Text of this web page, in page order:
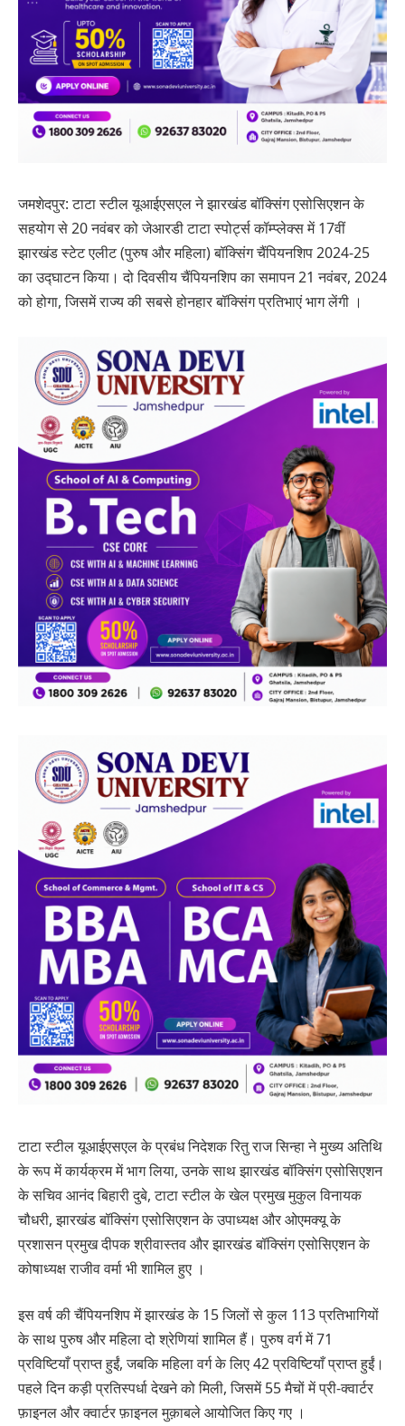
जमशेदपुर: टाटा स्टील यूआईएसएल ने झारखंड बॉक्सिंग एसोसिएशन के
सहयोग से 20 नवंबर को जेआरडी टाटा स्पोर्ट्स कॉम्प्लेक्स में 17वीं
झारखंड स्टेट एलीट (पुरुष और महिला) बॉक्सिंग चैंपियनशिप 2024-25
का उद्घाटन किया। दो दिवसीय चैंपियनशिप का समापन 21 नवंबर, 2024
को होगा, जिसमें राज्य की सबसे होनहार बॉक्सिंग प्रतिभाएं भाग लेंगी ।
टाटा स्टील यूआईएसएल के प्रबंध निदेशक रितु राज सिन्हा ने मुख्य अतिथि
के रूप में कार्यक्रम में भाग लिया, उनके साथ झारखंड बॉक्सिंग एसोसिएशन
के सचिव आनंद बिहारी दुबे, टाटा स्टील के खेल प्रमुख मुकुल विनायक
चौधरी, झारखंड बॉक्सिंग एसोसिएशन के उपाध्यक्ष और ओएमक्यू के
प्रशासन प्रमुख दीपक श्रीवास्तव और झारखंड बॉक्सिंग एसोसिएशन के
कोषाध्यक्ष राजीव वर्मा भी शामिल हुए ।
इस वर्ष की चैंपियनशिप में झारखंड के 15 जिलों से कुल 113 प्रतिभागियों
के साथ पुरुष और महिला दो श्रेणियां शामिल हैं। पुरुष वर्ग में 71
प्रविष्टियाँ प्राप्त हुईं, जबकि महिला वर्ग के लिए 42 प्रविष्टियाँ प्राप्त हुईं।
पहले दिन कड़ी प्रतिस्पर्धा देखने को मिली, जिसमें 55 मैचों में प्री-क्वार्टर
फ़ाइनल और क्वार्टर फ़ाइनल मुक़ाबले आयोजित किए गए ।